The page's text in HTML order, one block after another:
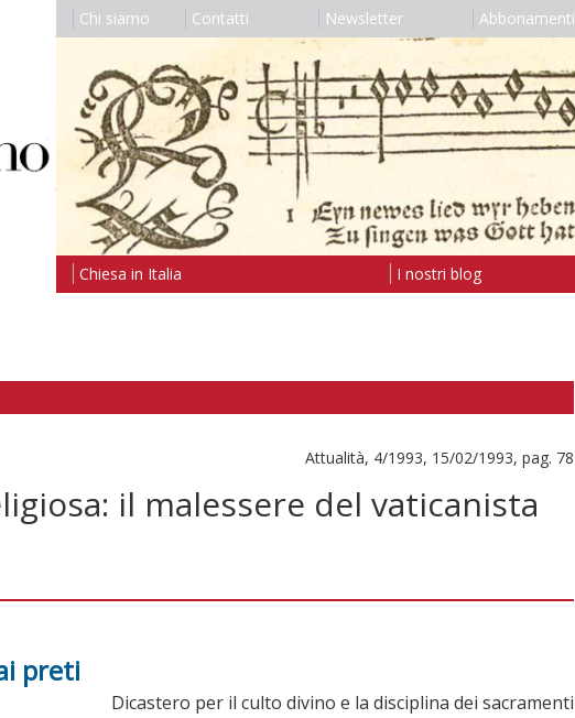
Chi siamo Contatti Newsletter Abbonamenti
Chiesa in Italia I nostri blog
Attualità, 4/1993, 15/02/1993, pag. 78
il malessere del vaticanista
preti
Dicastero per il culto divino e la disciplina dei sacramenti